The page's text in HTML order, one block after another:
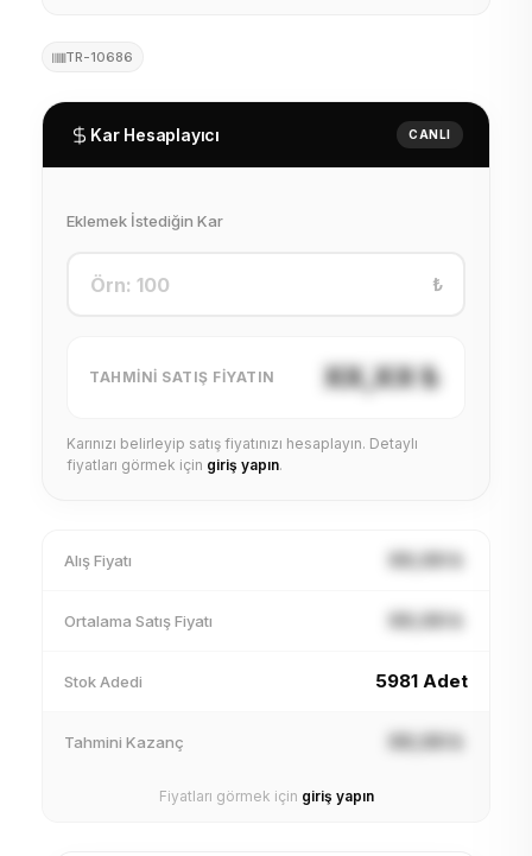
TR-10686
Kar Hesaplayıcı CANLI
Eklemek İstediğin Kar
₺
TAHMINI SATIŞ FIYATIN XX,XX ₺
Karınızı belirleyip satış fiyatınızı hesaplayın. Detaylı
fiyatları görmek için giriş yapın.
Alış Fiyatı XX,XX ₺
Ortalama Satış Fiyatı XX,XX ₺
Stok Adedi 5981 Adet
Tahmini Kazanç XX,XX ₺
Fiyatları görmek için giriş yapın